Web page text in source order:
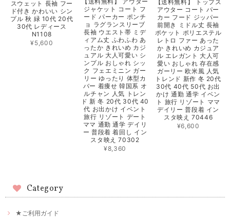
スウェット 長袖 フー
ド付き かわいい シン
プル 秋 緑 10代 20代
30代 レディース
N1108
¥5,600
ジャケット コート フ
ード パーカー ポンチ
ョ ラグランスリーブ
長袖 ウエスト帯 ミデ
ィアム丈 ふわふわ あ
ったか きれいめ カジ
ュアル 大人可愛い シ
ンプル おしゃれ シッ
ク フェエミニン ガー
リー ゆったり 体型カ
バー 着痩せ 韓国系 オ
ルチャン 人気 トレン
ド 新 冬 20代 30代 40
代 お出かけ イベント
旅行 リゾート デート
ママ 通勤 通学 デイリ
ー 普段着 着回し イン
スタ映え 70302
¥8,360
【送料無料】 トップス
アウター コート パー
カー フード ジッパー
前開き ミドル丈 長袖
ポケット ポリエステル
レトロ ファー あった
か きれいめ カジュア
ル エレガント 大人可
愛い おしゃれ 存在感
ガーリー 欧米風 人気
トレンド 新作 冬 20代
30代 40代 50代 お出
かけ 通勤 通学 イベン
ト 旅行 リゾート ママ
デイリー 普段着 イン
スタ映え 70446
¥6,600
Category
★ご利用ガイド